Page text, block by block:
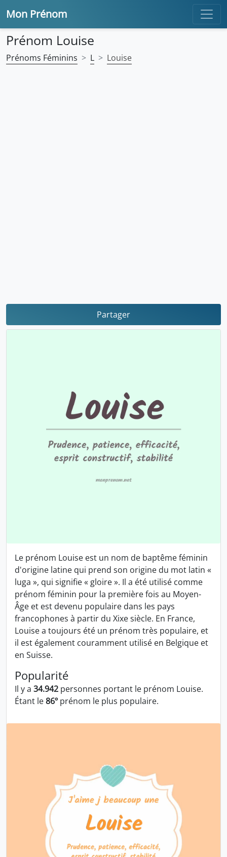
Mon Prénom
Prénom Louise
Prénoms Féminins L Louise
Partager
Le prénom Louise est un nom de baptême féminin
d'origine latine qui prend son origine du mot latin «
luga », qui signifie « gloire ». Il a été utilisé comme
prénom féminin pour la première fois au Moyen-
Âge et est devenu populaire dans les pays
francophones à partir du Xixe siècle. En France,
Louise a toujours été un prénom très populaire, et
il est également couramment utilisé en Belgique et
en Suisse.
Popularité
Il y a 34.942 personnes portant le prénom Louise.
Étant le86º prénom le plus populaire.